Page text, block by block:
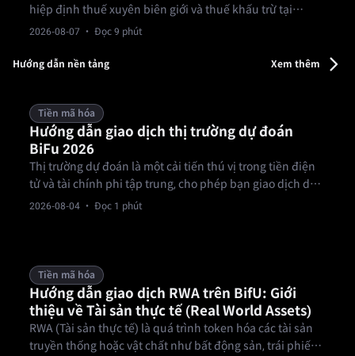
hiệp định thuế xuyên biên giới và thuế khấu trừ tại
nguồn tác động đến thu nhập từ đầu tư RWA; không phải
2026-08-07 · Đọc 9 phút
Hướng dẫn nền tảng Xem thêm
Tiền mã hóa
Hướng dẫn giao dịch thị trường dự đoán
BiFu 2026
Thị trường dự đoán là một cải tiến thú vị trong tiền điện
tử và tài chính phi tập trung, cho phép bạn giao dịch dựa
trên các sự kiện thực tế như kết quả thể thao, bầu cử, tin
2026-08-04 · Đọc 1 phút
Tiền mã hóa
Hướng dẫn giao dịch RWA trên BifU: Giới
thiệu về Tài sản thực tế (Real World Assets)
RWA (Tài sản thực tế) là quá trình token hóa các tài sản
truyền thống hoặc vật chất như bất động sản, trái phiếu,